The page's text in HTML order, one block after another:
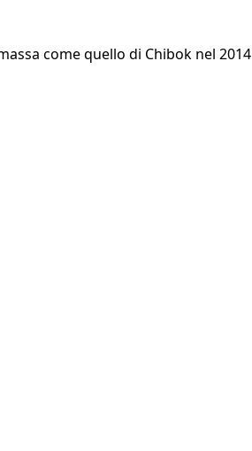
come quello di Chibok nel 2014